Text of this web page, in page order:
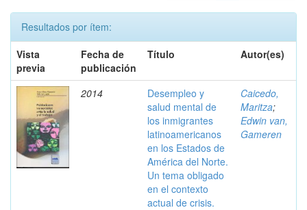
Resultados por ítem:
Vista
previa
Fecha de
publicación
Título Autor(es)
2014
Desempleo y
salud mental de
los inmigrantes
latinoamericanos
en los Estados de
América del Norte.
Un tema obligado
en el contexto
actual de crisis.
Caicedo,
Maritza;
Edwin van,
Gameren